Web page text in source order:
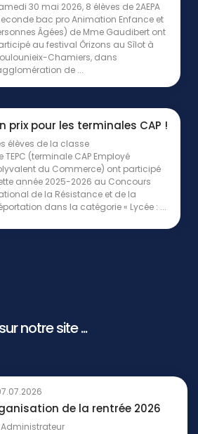
30 mai 2026, 8 élèves de 2AEPA
bac pro Animation Enfance et
Âgées) de Mme Gaudibert ont
au festival Ôrizons au Sîlot à
Chamiers, dans
de ...
prix pour les terminales CAP !
élèves de la classe
TEPC (terminale CAP Employé
du Commerce) ont participé
année 2025-2026 au Concours
de la Résistance et de la
dans la catégorie « Lycée : ...
notre site ...
de la rentrée 2026
Administrateur